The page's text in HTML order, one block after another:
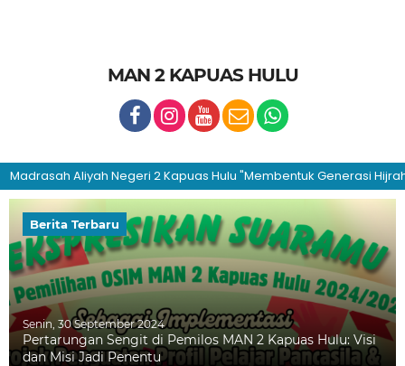
MAN 2 KAPUAS HULU
Aliyah Negeri 2 Kapuas Hulu "Membentuk Generasi Hijrah
Berita Terbaru
Senin, 30 September 2024
Pertarungan Sengit di Pemilos MAN 2 Kapuas Hulu: Visi
dan Misi Jadi Penentu